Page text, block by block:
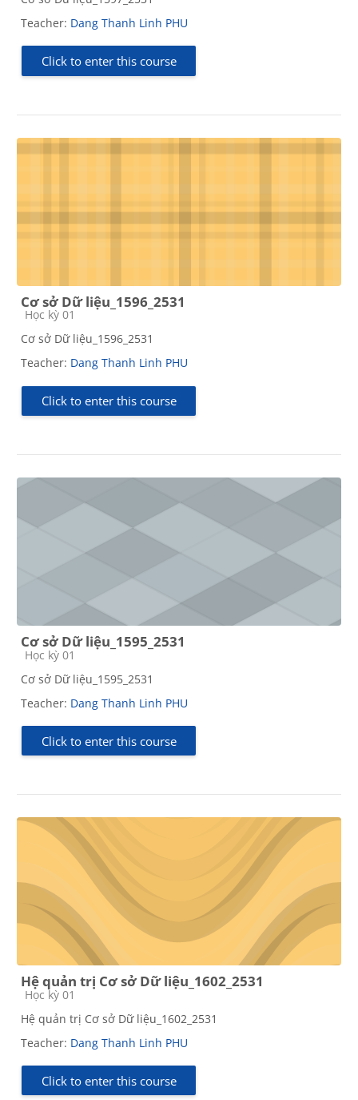
Teacher: Dang Thanh Linh PHU
Click to enter this course
Cơ sở Dữ liệu_1596_2531
Course category
Học kỳ 01
Cơ sở Dữ liệu_1596_2531
Teacher: Dang Thanh Linh PHU
Click to enter this course
Cơ sở Dữ liệu_1595_2531
Course category
Học kỳ 01
Cơ sở Dữ liệu_1595_2531
Teacher: Dang Thanh Linh PHU
Click to enter this course
Hệ quản trị Cơ sở Dữ liệu_1602_2531
Course category
Học kỳ 01
Hệ quản trị Cơ sở Dữ liệu_1602_2531
Teacher: Dang Thanh Linh PHU
Click to enter this course